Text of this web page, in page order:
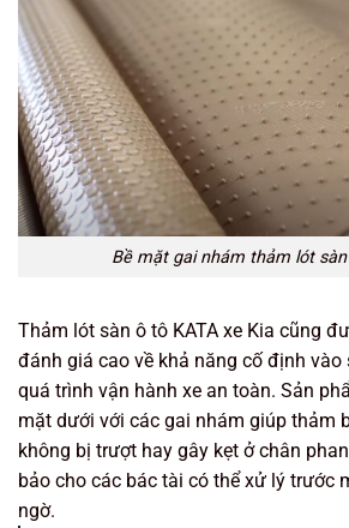
Bề mặt gai nhám thảm lót sàn
Thảm lót sàn ô tô KATA xe Kia cũng
đánh giá cao về khả năng cố định vào
quá trình vận hành xe an toàn. Sản
mặt dưới với các gai nhám giúp thảm
không bị trượt hay gây kẹt ở chân
bảo cho các bác tài có thể xử lý trước
ngờ.